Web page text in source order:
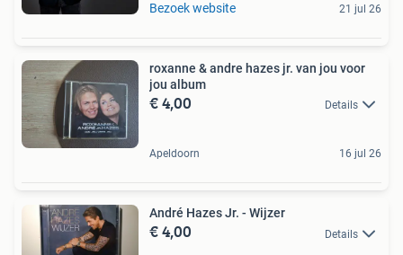
Bezoek website 21 jul 26
roxanne & andre hazes jr. van jou voor
jou album
€ 4,00 Details
Apeldoorn 16 jul 26
André Hazes Jr. - Wijzer
€ 4,00 Details